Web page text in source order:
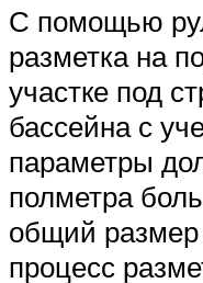
С помощью
разметка на
участке под
бассейна с
параметры
полметра
общий
процесс